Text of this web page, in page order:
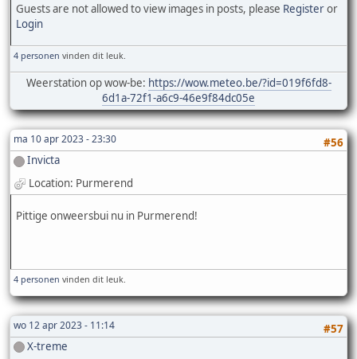
Guests are not allowed to view images in posts, please Registeror
Login
4 personen vinden dit leuk.
Weerstation op wow-be: https://wow.meteo.be/?id=019f6fd8-
6d1a-72f1-a6c9-46e9f84dc05e
ma 10 apr 2023 - 23:30
#56
Invicta
Location: Purmerend
Pittige onweersbui nu in Purmerend!
4 personen vinden dit leuk.
wo 12 apr 2023 - 11:14
#57
X-treme